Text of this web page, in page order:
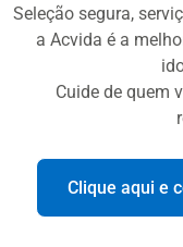
Seleção segura,
a Acvida é a
Cuide de quem
Clique aqui e